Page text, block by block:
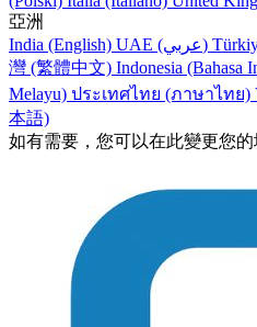
亞洲
India (English)
UAE (عربي)
灣 (繁體中文) Indonesia (Bahasa
Melayu) ประเทศไทย (ภาษาไทย)
本語)
如有需要，您可以在此變更您的